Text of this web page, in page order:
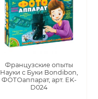
Французские опыты
Науки с Буки Bondibon,
ФОТОаппарат, арт. EK-
D024